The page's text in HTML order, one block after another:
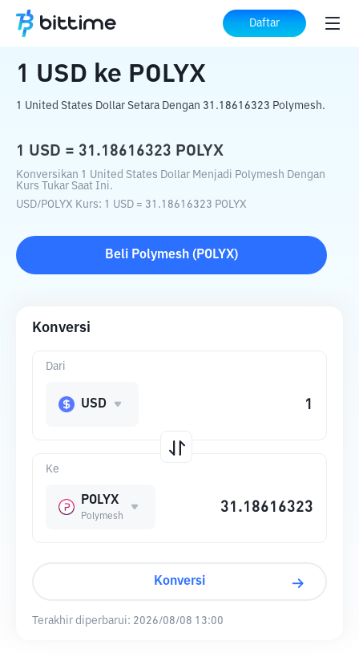
Daftar
Beranda Konverter Kripto ke POLYX
1 USD ke POLYX
1 United States Dollar Setara Dengan 31.18616323 Polymesh.
1 USD = 31.18616323 POLYX
Konversikan 1 United States Dollar Menjadi Polymesh Dengan
Kurs Tukar Saat Ini.
USD/POLYX Kurs: 1 USD = 31.18616323 POLYX
Beli Polymesh ( POLYX)
Konversi
Ke
POLYX
Polymesh
Dari
USD
Konversi
Terakhir diperbarui: 2026/08/08 13:00